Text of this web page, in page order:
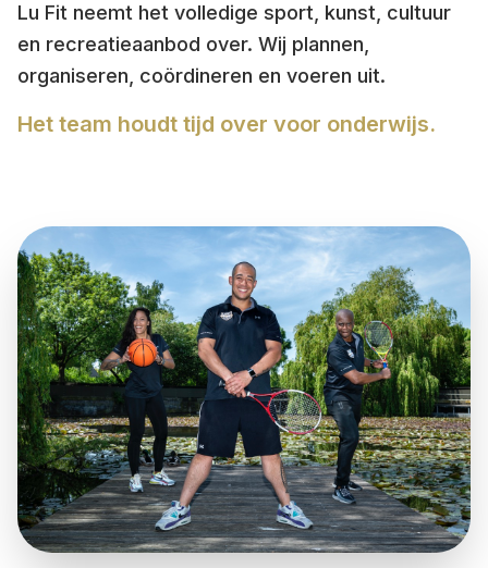
Lu Fit neemt het volledige sport, kunst, cultuur
en recreatieaanbod over. Wij plannen,
organiseren, coördineren en voeren uit.
Het team houdt tijd over voor onderwijs.